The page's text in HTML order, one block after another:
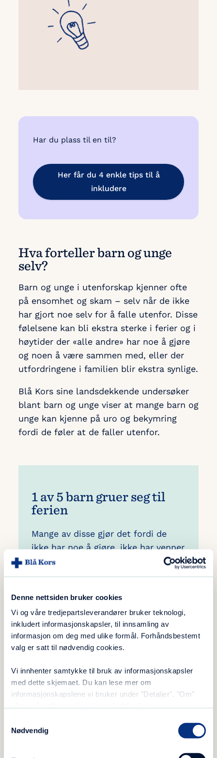
Denne nettsiden bruker cookies
Vi og våre tredjepartsleverandører bruker teknologi,
inkludert informasjonskapsler, til innsamling av
informasjon om deg med ulike formål. Forhåndsbestemt
valg er satt til nødvendig cookies.
Vi innhenter samtykke til bruk av informasjonskapsler
med dette skjemaet. Du kan lese mer om
informasjonskapslene vi bruker under "Detaljer", "Om"
Nødvendig
Har du plass til en til?
Her får du 4 enkle tips til å
inkludere
Hva forteller barn og unge
selv?
Barn og unge i utenforskap kjenner ofte
på ensomhet og skam – selv når de ikke
har gjort noe selv for å falle utenfor. Disse
følelsene kan bli ekstra sterke i ferier og i
høytider der «alle andre» har noe å gjøre
og noen å være sammen med, eller der
utfordringene i familien blir ekstra synlige.
Blå Kors sine landsdekkende undersøker
blant barn og unge viser at mange barn og
unge kan kjenne på uro og bekymring
fordi de føler at de faller utenfor.
1 av 5 barngruer seg til
ferien
Mange av disse gjør det fordi de
ikke har noe å gjøre, ikke har venner
de kan være med, eller fordi
familien ikke har råd til ferie.
3 av 10 barnbekymrer seg
sosiale aktiviteter
Undersøkelser gjennomført av Ipsos, på vegne av Blå